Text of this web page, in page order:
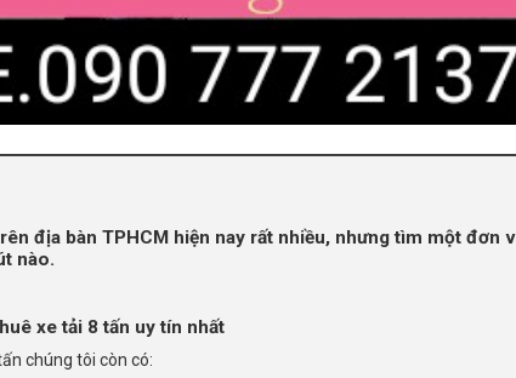
địa bàn TPHCM hiện nay rất nhiều, nhưng tìm một đơn
nào.
xe tải 8 tấn uy tín nhất
chúng tôi còn có: